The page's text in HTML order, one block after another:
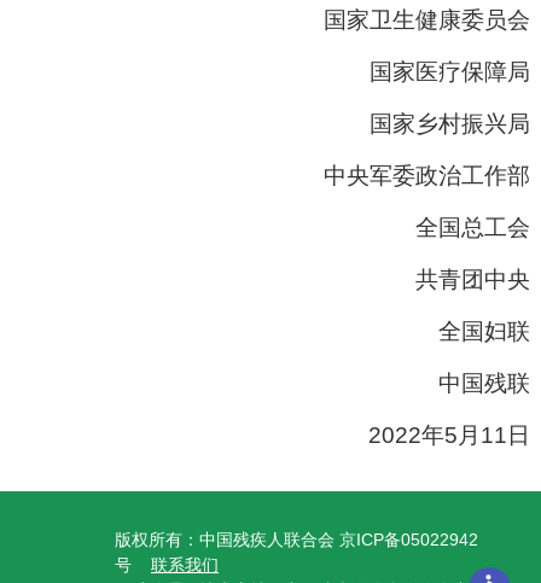
国家卫生健康委员会
国家医疗保障局
国家乡村振兴局
中央军委政治工作部
全国总工会
共青团中央
全国妇联
中国残联
2022年5月11日
版权所有：中国残疾人联合会 京ICP备05022942
号 联系我们